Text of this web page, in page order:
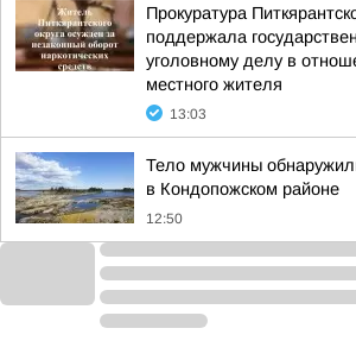
Прокуратура
поддержала
уголовному делу в
местного жителя
13:03
Тело мужчины
в Кондопожском районе
12:50